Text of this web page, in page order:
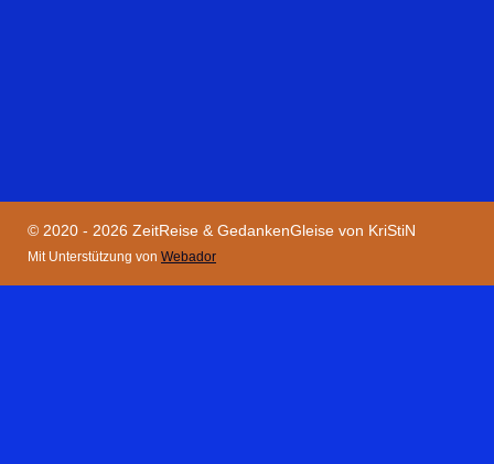
© 2020 - 2026 ZeitReise & GedankenGleise von KriStiN
Mit Unterstützung von Webador